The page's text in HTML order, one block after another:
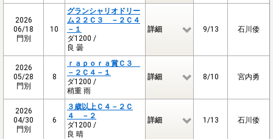
2026
06/18
門別
10
グランシャリオドリー
ム２２Ｃ３ －２Ｃ４
－１
ダ1200 /
良 曇
詳細 9/13 石川倭
2026
05/28
門別
8
ｒａｐｏｒａ賞Ｃ３
－２Ｃ４－１
ダ1200 /
稍重 雨
詳細 8/10 宮内勇
2026
04/30
門別
6
３歳以上Ｃ４－２Ｃ
４ －２
ダ1200 /
良 晴
詳細 1/13 石川倭